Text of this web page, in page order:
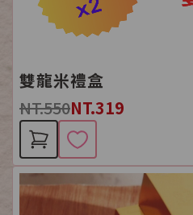
雙龍米禮盒
NT.550NT.319